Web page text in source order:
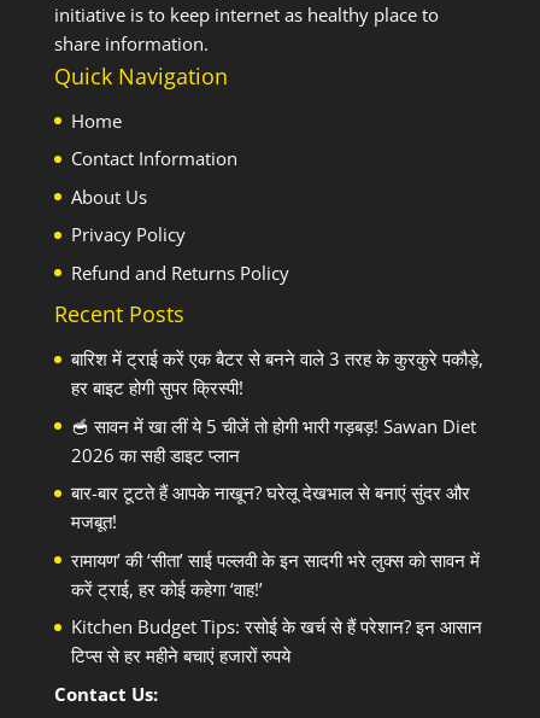
initiative is to keep internet as healthy place to
share information.
Quick Navigation
Home
Contact Information
About Us
Privacy Policy
Refund and Returns Policy
Recent Posts
बारिश में ट्राई करें एक बैटर से बनने वाले 3 तरह के कुरकुरे पकौड़े,
हर बाइट होगी सुपर क्रिस्पी!
🥣 सावन में खा लीं ये 5 चीजें तो होगी भारी गड़बड़! Sawan Diet
2026 का सही डाइट प्लान
बार-बार टूटते हैं आपके नाखून? घरेलू देखभाल से बनाएं सुंदर और
मजबूत!
रामायण’ की ‘सीता’ साई पल्लवी के इन सादगी भरे लुक्स को सावन में
करें ट्राई, हर कोई कहेगा ‘वाह!’
Kitchen Budget Tips: रसोई के खर्च से हैं परेशान? इन आसान
टिप्स से हर महीने बचाएं हजारों रुपये
Contact Us: